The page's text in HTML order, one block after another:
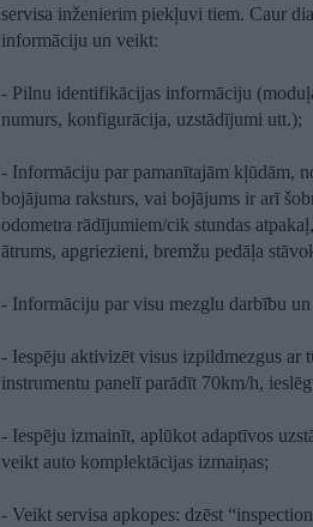
servisa inženierim piekļuvi tiem. Caur
informāciju un veikt:
- Pilnu identifikācijas informāciju
numurs, konfigurācija, uzstādījumi utt.);
- Informāciju par pamanītajām kļūdām,
bojājuma raksturs, vai bojājums ir arī
odometra rādījumiem/cik stundas
ātrums, apgriezieni, bremžu pedāļa
- Informāciju par visu mezglu darbību
- Iespēju aktivizēt visus izpildmezgus ar
instrumentu panelī parādīt 70km/h,
- Iespēju izmainīt, aplūkot adaptīvos
veikt auto komplektācijas izmaiņas;
- Veikt servisa apkopes: dzēst